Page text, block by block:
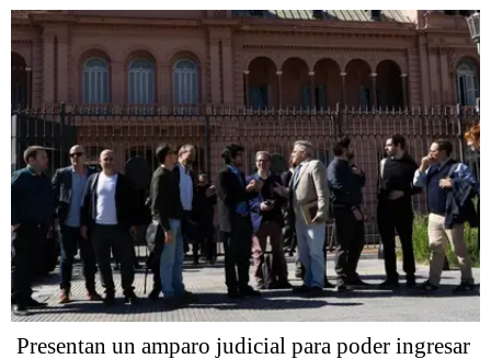
Presentan un amparo judicial para poder ingresar